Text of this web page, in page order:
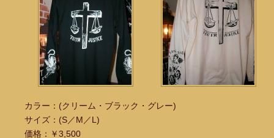
カラー：(クリーム・ブラック・グレー)
サイズ：(S／M／L)
価格：￥3,500